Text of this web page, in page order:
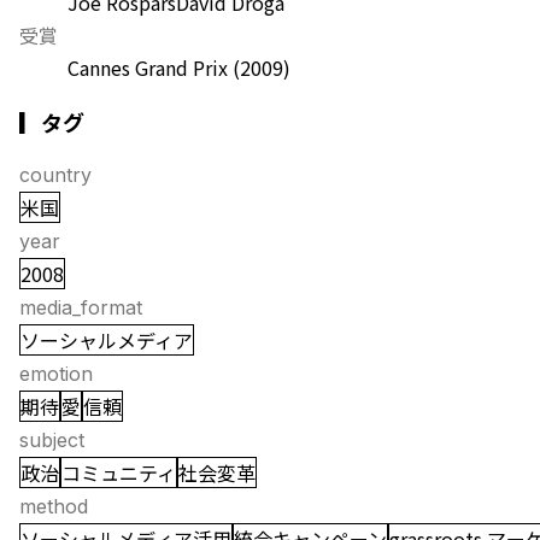
受賞
Cannes Grand Prix (2009)
▎タグ
country
米国
year
2008
media_format
ソーシャルメディア
emotion
期待愛信頼
subject
政治コミュニティ 社会変革
method